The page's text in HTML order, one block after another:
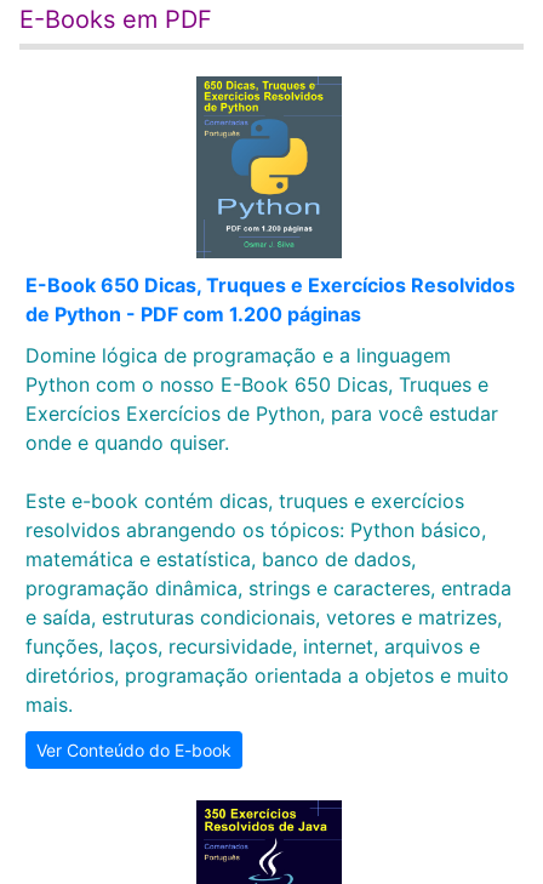
E-Books em PDF
E-Book 650 Dicas, Truques e Exercícios Resolvidos
de Python - PDF com 1.200 páginas
Domine lógica de programação e a linguagem
Python com o nosso E-Book 650 Dicas, Truques e
Exercícios Exercícios de Python, para você estudar
onde e quando quiser.
Este e-book contém dicas, truques e exercícios
resolvidos abrangendo os tópicos: Python básico,
matemática e estatística, banco de dados,
programação dinâmica, strings e caracteres, entrada
e saída, estruturas condicionais, vetores e matrizes,
funções, laços, recursividade, internet, arquivos e
diretórios, programação orientada a objetos e muito
mais.
Ver Conteúdo do E-book